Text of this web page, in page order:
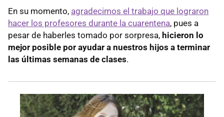
En su momento, agradecimos el trabajo que lograron
hacer los profesores durante la cuarentena, pues a
pesar de haberles tomado por sorpresa, hicieron lo
mejor posible por ayudar a nuestros hijos a terminar
las últimas semanas de clases.